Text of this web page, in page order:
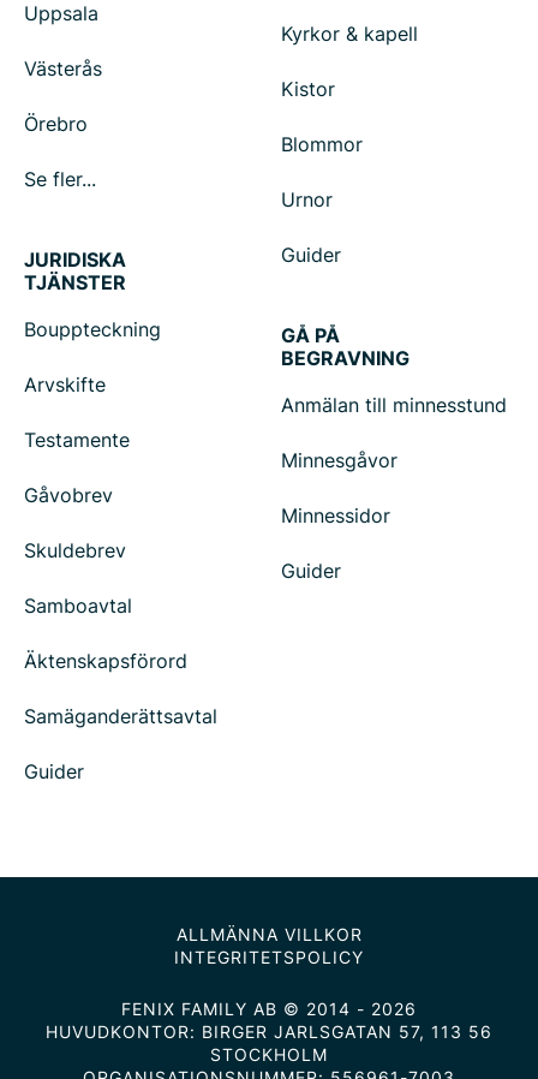
Uppsala
Västerås
Örebro
Se fler...
Kyrkor & kapell
Kistor
Blommor
Urnor
Guider
JURIDISKA
TJÄNSTER
Bouppteckning
Arvskifte
Testamente
Gåvobrev
Skuldebrev
Samboavtal
Äktenskapsförord
Samäganderättsavtal
Guider
GÅ PÅ
BEGRAVNING
Anmälan till minnesstund
Minnesgåvor
Minnessidor
Guider
ALLMÄNNA VILLKOR
INTEGRITETSPOLICY
FENIX FAMILY AB © 2014 - 2026
HUVUDKONTOR: BIRGER JARLSGATAN 57, 113 56
STOCKHOLM